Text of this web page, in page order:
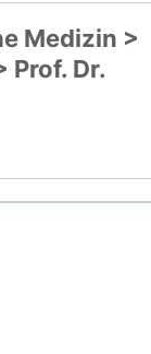
Medizin >
Dr.